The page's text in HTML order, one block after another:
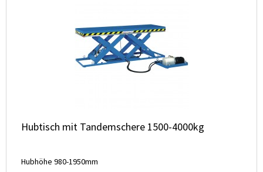
Hubtisch mit Tandemschere 1500-4000kg
Hubhöhe 980-1950mm